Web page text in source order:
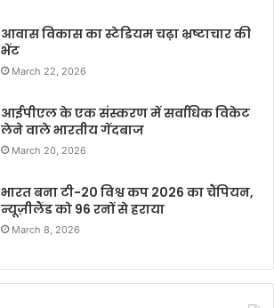
आवास विकास का स्टेडियम चढ़ा भ्रष्टाचार की
भेंट
March 22, 2026
आईपीएल के एक संस्करण में सर्वाधिक विकेट
लेने वाले भारतीय गेंदबाज
March 20, 2026
भारत बना टी-20 विश्व कप 2026 का चैंपियन,
न्यूज़ीलैंड को 96 रनों से हराया
March 8, 2026